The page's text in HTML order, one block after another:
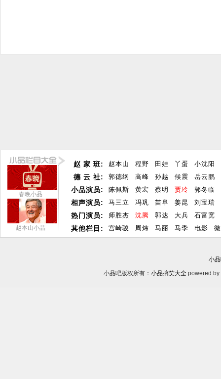
春晚小品
赵本山小品
赵 家 班:
德 云 社:
小品演员:
相声演员:
热门演员:
其他栏目:
赵本山 程野 田娃 丫蛋
小沈阳
郭德纲
高峰 孙越 候震
岳云鹏
陈佩斯
黄宏 蔡明 贾玲
郭冬临
马三立
冯巩 苗阜 姜昆
刘宝瑞
师胜杰
沈腾 郭达 大兵
石富宽
宫崎骏
周炜 马丽 马季 电影
小
小品吧版权所有： 小品搞笑大全 powered by